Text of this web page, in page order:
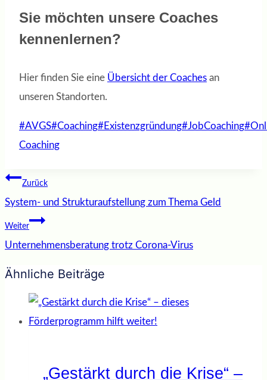
Sie möchten unsere Coaches
kennenlernen?
Hier finden Sie eine Übersicht der Coaches an
unseren Standorten.
Schlagworte:
#AVGS#Coaching#Existenzgründung#JobCoaching#
Coaching
Beitragsnavigation
Zurück
System- und Strukturaufstellung zum Thema Geld
Weiter
Unternehmensberatung trotz Corona-Virus
Ähnliche Beiträge
„Gestärkt durch die Krise“ –